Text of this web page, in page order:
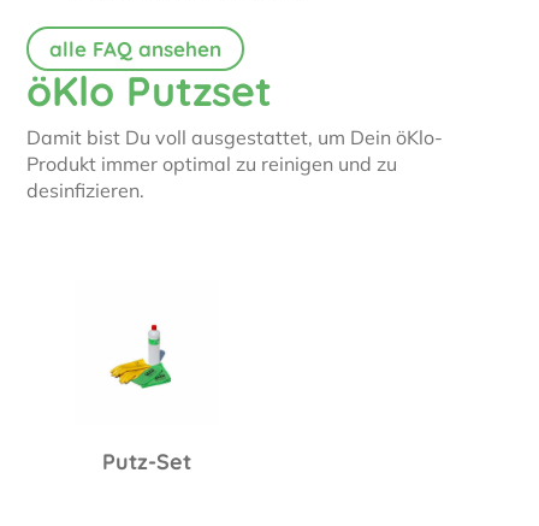
alle FAQ ansehen
öKlo Putzset
Damit bist Du voll ausgestattet, um Dein öKlo-
Produkt immer optimal zu reinigen und zu
desinfizieren.
Putz-Set